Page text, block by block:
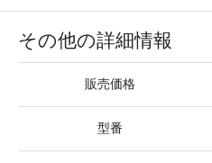
その他の詳細情報
販売価格
型番